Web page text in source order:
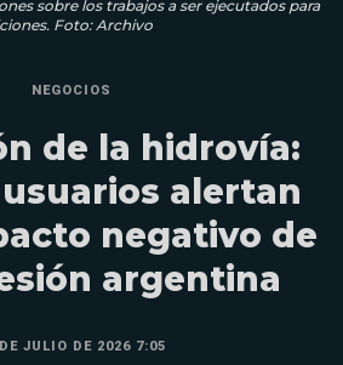
sobre los trabajos a ser ejecutados para
Foto: Archivo
NEGOCIOS
de la hidrovía:
alertan
negativo de
argentina
JULIO DE 2026 7:05